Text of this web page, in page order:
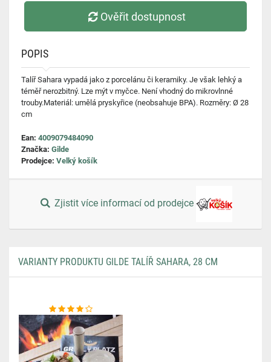
Ověřit dostupnost
POPIS
Talíř Sahara vypadá jako z porcelánu či keramiky. Je však lehký a
téměř nerozbitný. Lze mýt v myčce. Není vhodný do mikrovlnné
trouby.Materiál: umělá pryskyřice (neobsahuje BPA). Rozměry: Ø 28
cm
Ean: 4009079484090
Značka: Gilde
Prodejce: Velký košík
Zjistit více informací od prodejce
VARIANTY PRODUKTU GILDE TALÍŘ SAHARA, 28 CM